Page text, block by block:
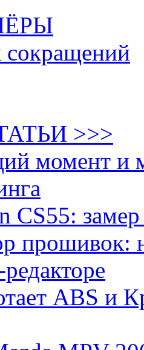
сокращений
>>>
момент и
CS55:
прошивок:
ABS и